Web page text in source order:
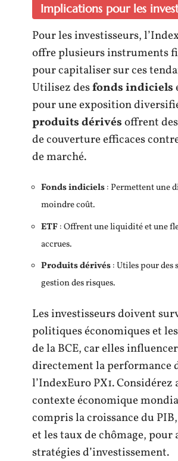
Implications pour les
Pour les investisseurs,
offre plusieurs instruments
pour capitaliser sur ces
Utilisez desfonds indiciels
pour une exposition
produits dérivésoffrent
de couverture efficaces
de marché.
Fonds indiciels: Permettent une
moindre coût.
ETF: Offrent une liquidité et une
accrues.
Produits dérivés: Utiles pour des
gestion des risques.
Les investisseurs doivent
politiques économiques et
de la BCE, car elles
directement la performance
l’IndexEuro PX1. Considérez
contexte économique
compris la croissance du
et les taux de chômage, pour
stratégies d’investissement.